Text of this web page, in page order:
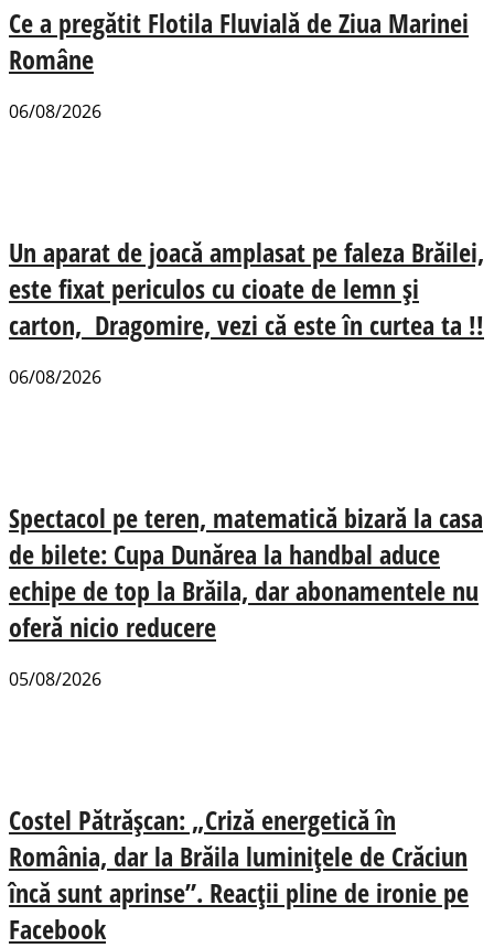
Ce a pregătit Flotila Fluvială de Ziua Marinei
Române
06/08/2026
Un aparat de joacă amplasat pe faleza Brăilei,
este fixat periculos cu cioate de lemn și
carton, Dragomire, vezi că este în curtea ta !!
06/08/2026
Spectacol pe teren, matematică bizară la casa
de bilete: Cupa Dunărea la handbal aduce
echipe de top la Brăila, dar abonamentele nu
oferă nicio reducere
05/08/2026
Costel Pătrășcan: „Criză energetică în
România, dar la Brăila luminițele de Crăciun
încă sunt aprinse”. Reacții pline de ironie pe
Facebook